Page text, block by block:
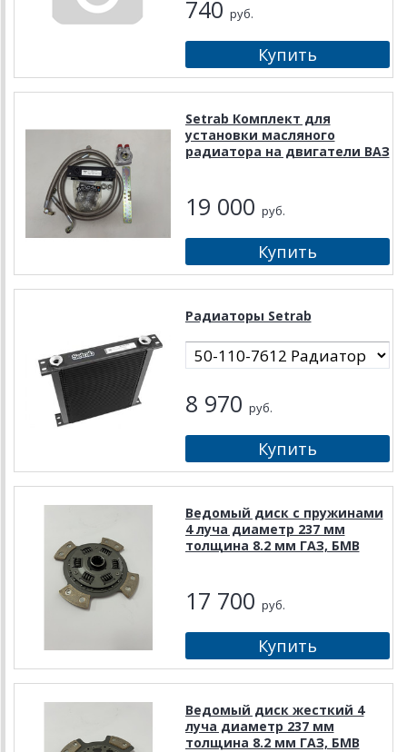
740 руб.
Setrab Комплект для
установки масляного
радиатора на двигатели ВАЗ
19 000 руб.
Радиаторы Setrab
8 970 руб.
Ведомый диск c пружинами
4 луча диаметр 237 мм
толщина 8.2 мм ГАЗ, БМВ
17 700 руб.
Ведомый диск жесткий 4
луча диаметр 237 мм
толщина 8.2 мм ГАЗ, БМВ